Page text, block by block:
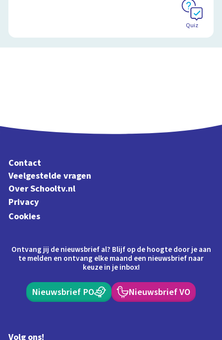
Quiz
Contact
Veelgestelde vragen
Over Schooltv.nl
Privacy
Cookies
Ontvang jij de nieuwsbrief al? Blijf op de hoogte door je aan
te melden en ontvang elke maand een nieuwsbrief naar
keuze in je inbox!
Nieuwsbrief PO Nieuwsbrief VO
Volg ons!